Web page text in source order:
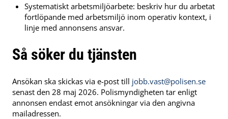
Systematiskt arbetsmiljöarbete: beskriv hur du arbetat
fortlöpande med arbetsmiljö inom operativ kontext, i
linje med annonsens ansvar.
Så söker du tjänsten
Ansökan ska skickas via e-post till jobb.vast@polisen.se
senast den 28 maj 2026. Polismyndigheten tar enligt
annonsen endast emot ansökningar via den angivna
mailadressen.